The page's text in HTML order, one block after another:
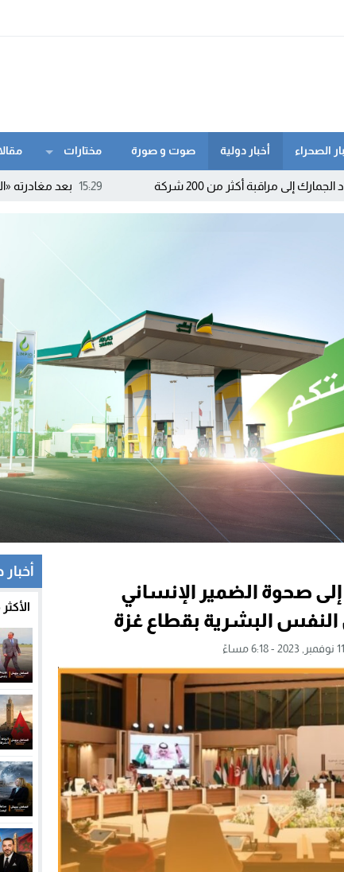
الصحراء أخبار دولية صوت و صورة مختارات
15:29 بعد مغادرته «الأحرار» والتحاقه 200 شركة
صحوة الضمير الإنساني
البشرية بقطاع غزة
أخبار